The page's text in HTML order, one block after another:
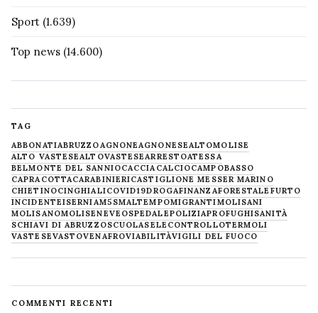
Sport (1.639)
Top news (14.600)
TAG
ABBONATIABRUZZOAGNONEAGNONESEALTOMOLISE
ALTO VASTESEALTOVASTESEARRESTOATESSA
BELMONTE DEL SANNIOCACCIACALCIOCAMPOBASSO
CAPRACOTTACARABINIERICASTIGLIONE MESSER MARINO
CHIETINOCINGHIALICOVID19DROGAFINANZAFORESTALE FURTO
INCIDENTEISERNIAM5SMALTEMPOMIGRANTIMOLISANI
MOLISANOMOLISENEVE OSPEDALEPOLIZIAPROFUGHISANITÀ
SCHIAVI DI ABRUZZOSCUOLASELECONTROLLOTERMOLI
VASTESEVASTOVENAFROVIABILITÀVIGILI DEL FUOCO
COMMENTI RECENTI